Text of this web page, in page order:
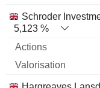
Schroder
5,123 %